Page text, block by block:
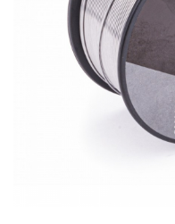
compresoare
Cricuri Auto Hidraulice
Pneumatice si Trapezoidale
Cricuri hidraulice
Cricuri pneumatice
Motocositoare si Motosape